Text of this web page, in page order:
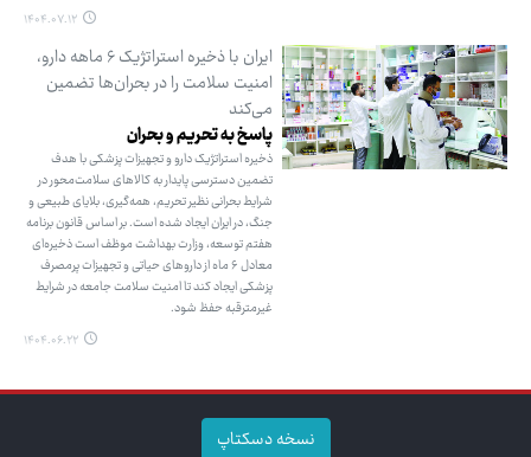
۱۴۰۴.۰۷.۱۲
ایران با ذخیره استراتژیک ۶ ماهه دارو،
امنیت سلامت را در بحران‌ها تضمین
می‌کند
پاسخ به تحریم و بحران
ذخیره استراتژیک دارو و تجهیزات پزشکی با هدف
تضمین دسترسی پایدار به کالاهای سلامت‌محور در
شرایط بحرانی نظیر تحریم، همه‌گیری، بلایای طبیعی و
جنگ، در ایران ایجاد شده است. بر اساس قانون برنامه
هفتم توسعه، وزارت بهداشت موظف است ذخیره‌ای
معادل ۶ ماه از داروهای حیاتی و تجهیزات پرمصرف
پزشکی ایجاد کند تا امنیت سلامت جامعه در شرایط
غیرمترقبه حفظ شود.
۱۴۰۴.۰۶.۲۲
نسخه دسکتاپ